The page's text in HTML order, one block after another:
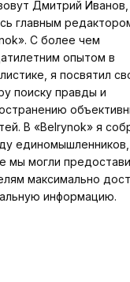
Дмитрий Иванов,
главным
С более чем
опытом в
я посвятил
поиску правды и
В «Belrynok» я
мы могли
максимально
информацию.